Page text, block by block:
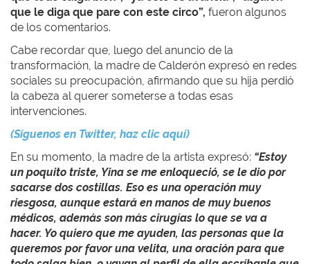
que le diga que pare con este circo”, fueron algunos
de los comentarios.
Cabe recordar que, luego del anuncio de la
transformación, la madre de Calderón expresó en redes
sociales su preocupación, afirmando que su hija perdió
la cabeza al querer someterse a todas esas
intervenciones.
(Síguenos en Twitter, haz clic aquí)
En su momento, la madre de la artista expresó: “Estoy
un poquito triste, Yina se me enloqueció, se le dio por
sacarse dos costillas. Eso es una operación muy
riesgosa, aunque estará en manos de muy buenos
médicos, además son más cirugías lo que se va a
hacer. Yo quiero que me ayuden, las personas que la
queremos por favor una velita, una oración para que